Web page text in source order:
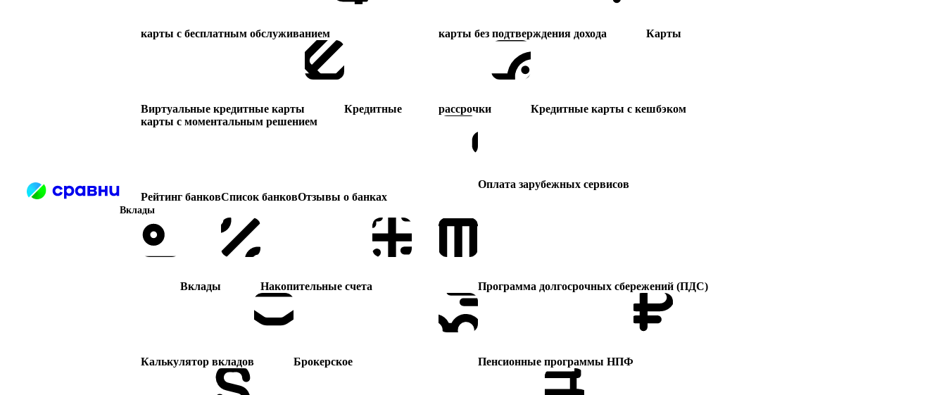
карты с бесплатным обслуживанием
Виртуальные кредитные карты
Кредитные
карты с моментальным решением
карты без подтверждения дохода Карты
рассрочки Кредитные карты с кешбэком
Оплата зарубежных сервисов
Рейтинг банковСписок банковОтзывы о банках
Вклады
Вклады Накопительные счета
Калькулятор вкладов Брокерское
Программа долгосрочных сбережений (ПДС)
Пенсионные программы НПФ